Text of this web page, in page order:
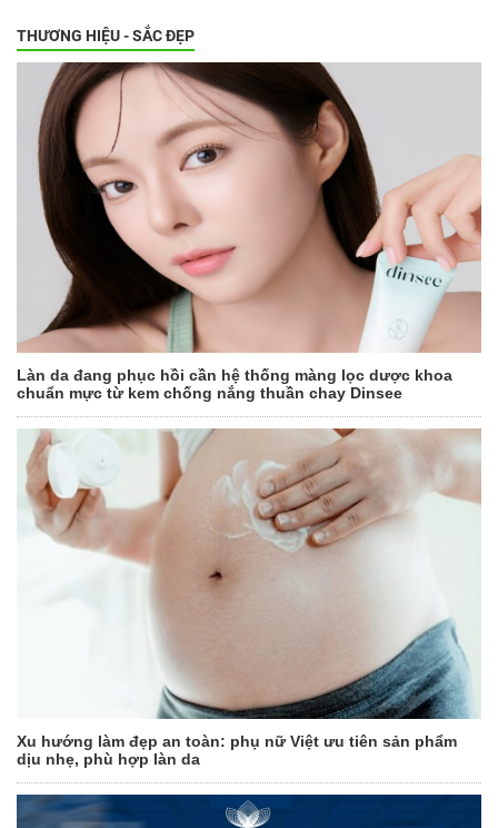
THƯƠNG HIỆU - SẮC ĐẸP
Làn da đang phục hồi cần hệ thống màng lọc dược khoa
chuẩn mực từ kem chống nắng thuần chay Dinsee
Xu hướng làm đẹp an toàn: phụ nữ Việt ưu tiên sản phẩm
dịu nhẹ, phù hợp làn da